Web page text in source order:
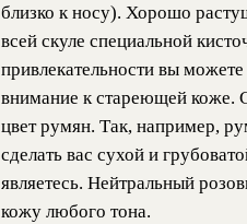
близко к носу). Хорошо
всей скуле специальной
привлекательности вы
внимание к стареющей коже.
цвет румян. Так, например,
сделать вас сухой и
являетесь. Нейтральный
кожу любого тона.